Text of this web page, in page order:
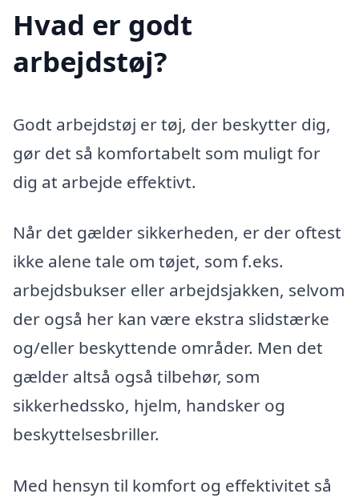
Hvad er godt
arbejdstøj?
Godt arbejdstøj er tøj, der beskytter dig,
gør det så komfortabelt som muligt for
dig at arbejde effektivt.
Når det gælder sikkerheden, er der oftest
ikke alene tale om tøjet, som f.eks.
arbejdsbukser eller arbejdsjakken, selvom
der også her kan være ekstra slidstærke
og/eller beskyttende områder. Men det
gælder altså også tilbehør, som
sikkerhedssko, hjelm, handsker og
beskyttelsesbriller.
Med hensyn til komfort og effektivitet så